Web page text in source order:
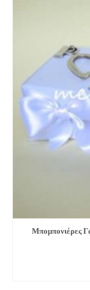
Μπομπονιέρες